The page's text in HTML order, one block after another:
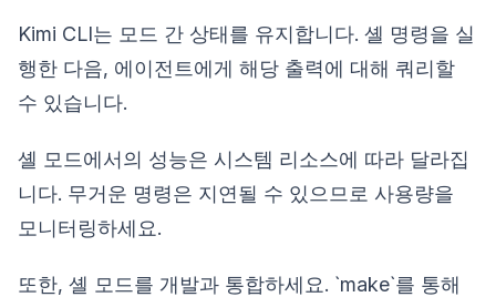
Kimi CLI는 모드 간 상태를 유지합니다. 셸 명령을 실
행한 다음, 에이전트에게 해당 출력에 대해 쿼리할
수 있습니다.
셸 모드에서의 성능은 시스템 리소스에 따라 달라집
니다. 무거운 명령은 지연될 수 있으므로 사용량을
모니터링하세요.
또한, 셸 모드를 개발과 통합하세요. `make`를 통해